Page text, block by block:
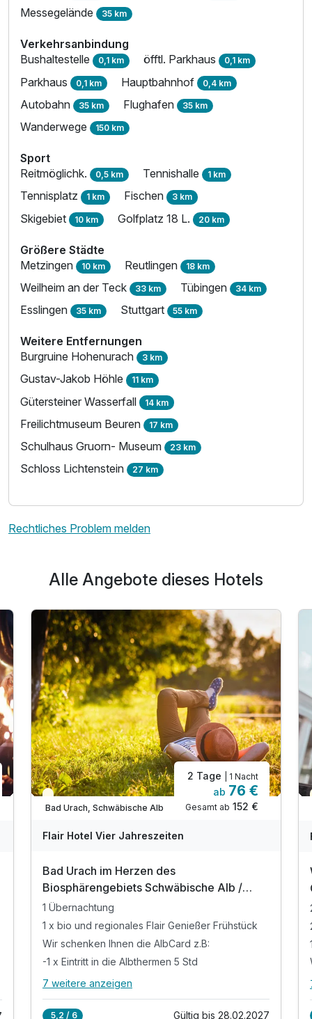
Ausstattung
Zusatznächte
p.P. ab875,00 €
2 Erwachsene und 2 Kinder
Ausstattung
Zusatznächte
Für 8 Tage p.P. ab548,00 €
Juniorsuite/n
Messegelände 35 km
Verkehrsanbindung
Bushaltestelle 0,1 km öfftl. Parkhaus 0,1 km
Parkhaus 0,1 km Hauptbahnhof 0,4 km
Autobahn 35 km Flughafen 35 km
Wanderwege 150 km
Sport
Reitmöglichk. 0,5 km Tennishalle 1 km
Tennisplatz 1 km Fischen 3 km
Skigebiet 10 km Golfplatz 18 L. 20 km
Größere Städte
Metzingen 10 km Reutlingen 18 km
Weilheim an der Teck 33 km Tübingen 34 km
Esslingen 35 km Stuttgart 55 km
Weitere Entfernungen
Burgruine Hohenurach 3 km
Gustav-Jakob Höhle 11 km
Gütersteiner Wasserfall 14 km
Freilichtmuseum Beuren 17 km
Schulhaus Gruorn- Museum 23 km
Schloss Lichtenstein 27 km
Rechtliches Problem melden
Alle Angebote dieses Hotels
Teilweise ausgelastet
Bad Urach, Schwäbische Alb
2 Tage | 1 Nacht
ab 76 €
Gesamt ab 152 €
Flair Hotel Vier Jahreszeiten
Bad Urach im Herzen des
Biosphärengebiets Schwäbische Alb /
Therme
1 Übernachtung
1 x bio und regionales Flair Genießer Frühstück
Wir schenken Ihnen die AlbCard z.B:
-1 x Eintritt in die Albthermen 5 Std
Alle Inklusivleistungen
7 weitere anzeigen
5,2 / 6 Gültig bis 28.02.2027